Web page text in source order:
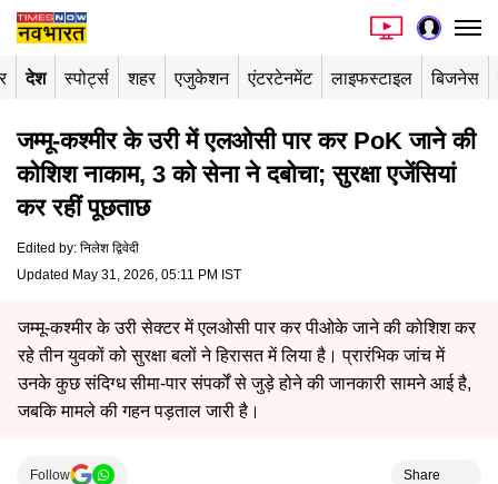
देश स्पोर्ट्स शहर एजुकेशन एंटरटेनमेंट लाइफस्टाइल बिजनेस
जम्मू-कश्मीर के उरी में एलओसी पार कर PoK जाने की
कोशिश नाकाम, 3 को सेना ने दबोचा; सुरक्षा एजेंसियां
कर रहीं पूछताछ
Edited by: निलेश द्विवेदी
Updated May 31, 2026, 05:11 PM IST
जम्मू-कश्मीर के उरी सेक्टर में एलओसी पार कर पीओके जाने की कोशिश कर
रहे तीन युवकों को सुरक्षा बलों ने हिरासत में लिया है। प्रारंभिक जांच में
उनके कुछ संदिग्ध सीमा-पार संपर्कों से जुड़े होने की जानकारी सामने आई है,
जबकि मामले की गहन पड़ताल जारी है।
Follow Share